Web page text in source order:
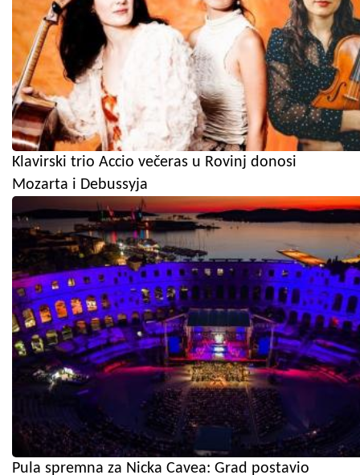
Klavirski trio Accio večeras u Rovinj donosi
Mozarta i Debussyja
Pula spremna za Nicka Cavea: Grad postavio